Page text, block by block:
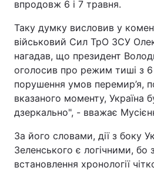
Економіка
Спорт
Техно і зв'язок
Зброя
Цікавинки
впродовж 6 і 7 травня.
Таку думку висловив у
військовий Сил ТрО ЗСУ
нагадав, що президент
оголосив про режим тиші з 6
порушення умов перемир’я,
вказаного моменту, Україна
дзеркально", - вважає
За його словами, дії з боку
Зеленського є логічними, бо
встановлення хронології